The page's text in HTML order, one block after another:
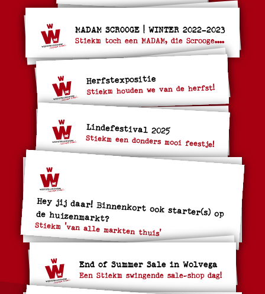
MADAM SCROOGE | WINTER 2022-2023
Stiekm toch een MADAM, die Scrooge....
Herfstexpositie
Stiekm houden we van de herfst!
Lindefestival 2025
Stiekm een donders mooi feestje!
Hey jij daar! Binnenkort ook starter(s) op de huizenmarkt?
Stiekm 'van alle markten thuis'
End of Summer Sale in Wolvega
Een Stiekm swingende sale-shop dag!